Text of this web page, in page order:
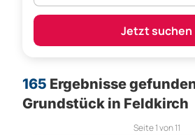
Jetzt suchen
165 Ergebnisse
Grundstück in Feldkirch
Seite1von11